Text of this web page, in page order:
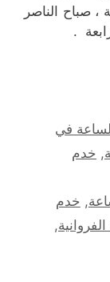
، صباح الناصر
.
في
, خدم
, خدم
,